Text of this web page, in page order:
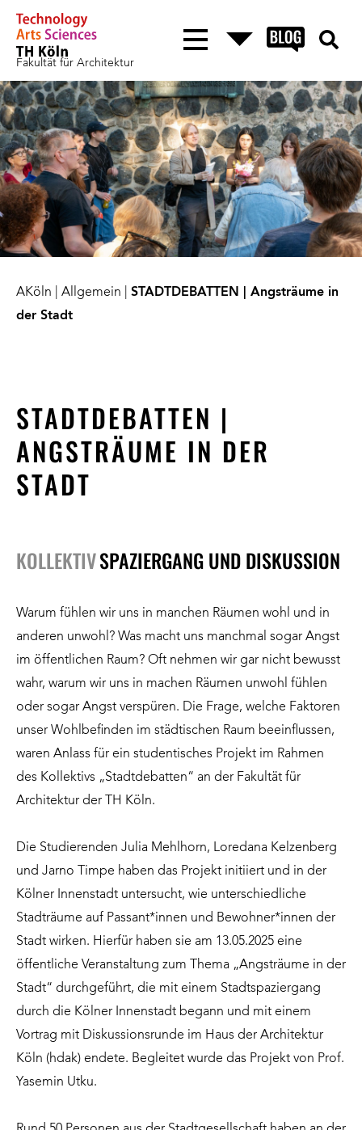
Fakultät für Architektur
AKöln Allgemein
STADTDEBATTEN | Angsträume in
der Stadt
STADTDEBATTEN |
ANGSTRÄUME IN DER
STADT
KOLLEKTIVSPAZIERGANG UND DISKUSSION
Warum fühlen wir uns in manchen Räumen wohl und in
anderen unwohl? Was macht uns manchmal sogar Angst
im öffentlichen Raum? Oft nehmen wir gar nicht bewusst
wahr, warum wir uns in machen Räumen unwohl fühlen
oder sogar Angst verspüren. Die Frage, welche Faktoren
unser Wohlbefinden im städtischen Raum beeinflussen,
waren Anlass für ein studentisches Projekt im Rahmen
des Kollektivs „Stadtdebatten“ an der Fakultät für
Architektur der TH Köln.
Die Studierenden Julia Mehlhorn, Loredana Kelzenberg
und Jarno Timpe haben das Projekt initiiert und in der
Kölner Innenstadt untersucht, wie unterschiedliche
Stadträume auf Passant*innen und Bewohner*innen der
Stadt wirken. Hierfür haben sie am 13.05.2025 eine
öffentliche Veranstaltung zum Thema „Angsträume in der
Stadt“ durchgeführt, die mit einem Stadtspaziergang
durch die Kölner Innenstadt begann und mit einem
Vortrag mit Diskussionsrunde im Haus der Architektur
Köln (hdak) endete. Begleitet wurde das Projekt von Prof.
Yasemin Utku.